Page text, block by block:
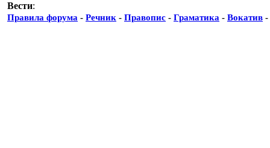
Вести:
Правила форума - Речник - Правопис - Граматика - Вокатив -